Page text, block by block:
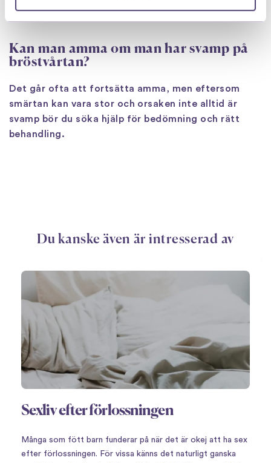
Kan man amma om man har svamp på
bröstvårtan?
Det går ofta att fortsätta amma, men eftersom
smärtan kan vara stor och orsaken inte alltid är
svamp bör du söka hjälp för bedömning och rätt
behandling.
Du kanske även är intresserad av
Sexliv efter förlossningen
Många som fött barn funderar på när det är okej att ha sex
efter förlossningen. För vissa känns det naturligt ganska